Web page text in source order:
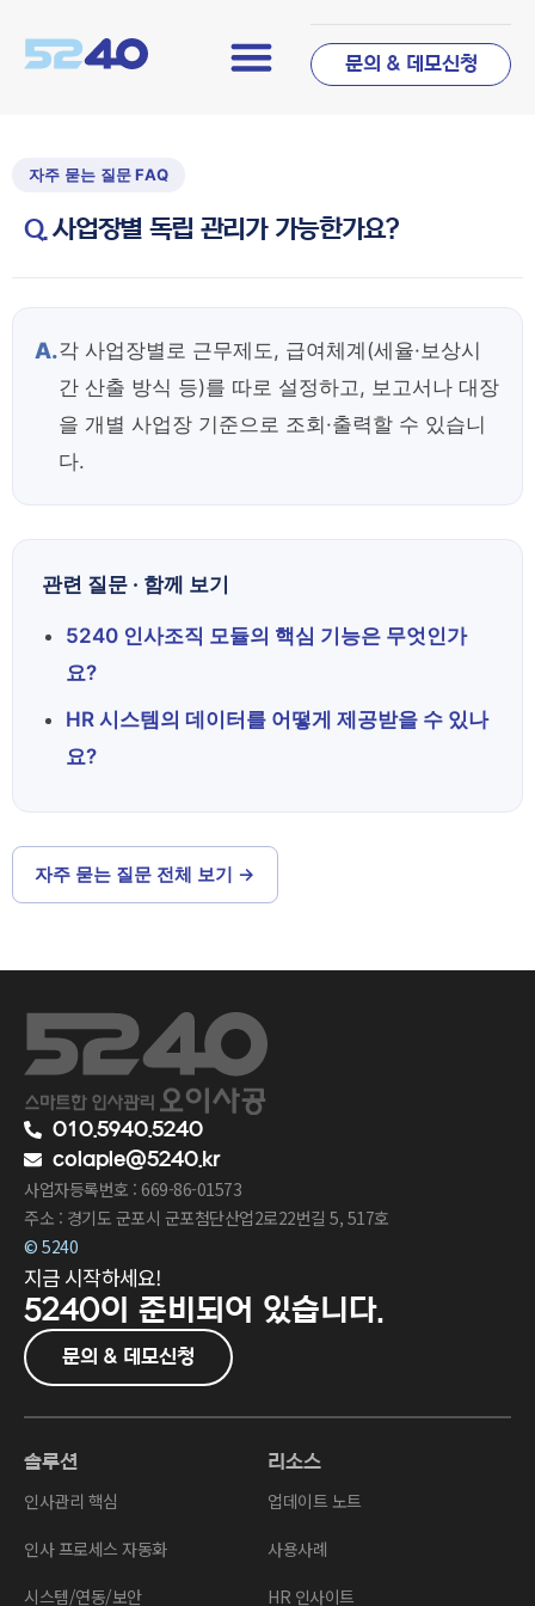
문의 & 데모신청
사업장별 독립 관리가 가능한가요?
A.각 사업장별로 근무제도, 급여체계(세율·보상시
간 산출 방식 등)를 따로 설정하고, 보고서나 대장
을 개별 사업장 기준으로 조회·출력할 수 있습니
다.
관련 질문 · 함께 보기
5240 인사조직 모듈의 핵심 기능은 무엇인가
요?
HR 시스템의 데이터를 어떻게 제공받을 수 있나
요?
자주 묻는 질문 전체 보기 →
010.5940.5240
colaple@5240.kr
사업자등록번호 : 669-86-01573
주소 : 경기도 군포시 군포첨단산업2로22번길 5, 517호
© 5240
지금 시작하세요!
5240이 준비되어 있습니다.
문의 & 데모신청
솔루션
인사관리 핵심
인사 프로세스 자동화
시스템/연동/보안
리소스
업데이트 노트
사용사례
HR 인사이트